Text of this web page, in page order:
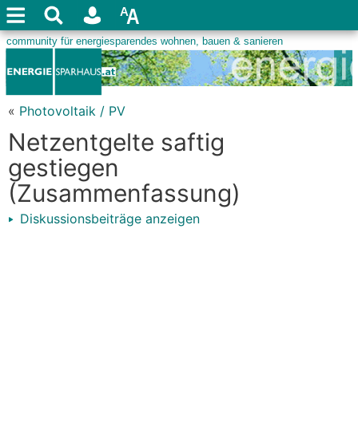
« Photovoltaik / PV
Netzentgelte saftig
gestiegen
(Zusammenfassung)
Diskussionsbeiträge anzeigen